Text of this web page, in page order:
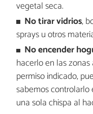
vegetal seca.
No tirar vidrios,
sprays u otros
No encender
hacerlo en las
permiso indicado,
sabemos
una sola chispa al